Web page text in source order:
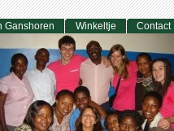
Ganshoren Winkeltje Contact